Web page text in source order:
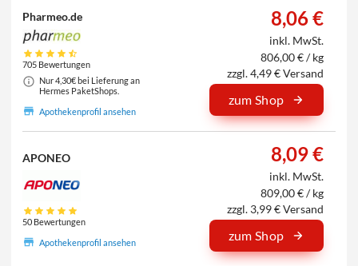
Pharmeo.de
705 Bewertungen
Nur 4,30€ bei Lieferung an
Hermes PaketShops.
Apothekenprofil ansehen
8,06 €
inkl. MwSt.
806,00 € / kg
zzgl. 4,49 € Versand
zum Shop
APONEO
50 Bewertungen
Apothekenprofil ansehen
8,09 €
inkl. MwSt.
809,00 € / kg
zzgl. 3,99 € Versand
zum Shop